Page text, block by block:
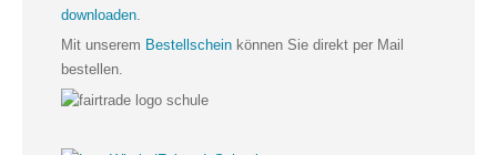
downloaden.
Mit unserem Bestellschein können Sie direkt per Mail
bestellen.